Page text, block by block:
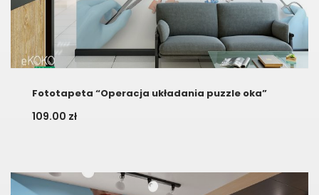
Fototapeta “Operacja układania puzzle oka”
109.00 zł